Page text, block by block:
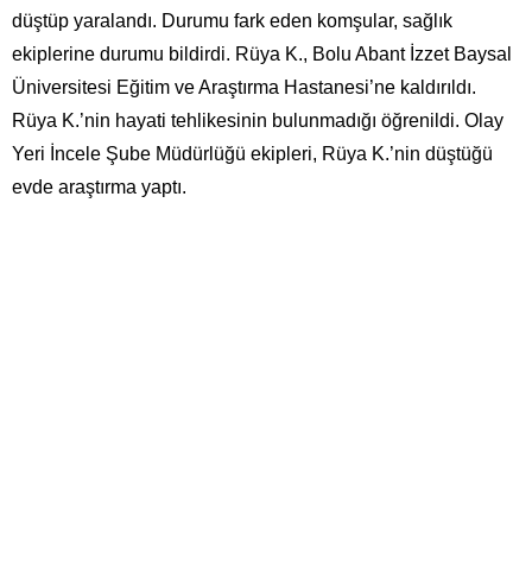
düştüp yaralandı. Durumu fark eden komşular, sağlık
ekiplerine durumu bildirdi. Rüya K., Bolu Abant İzzet Baysal
Üniversitesi Eğitim ve Araştırma Hastanesi’ne kaldırıldı.
Rüya K.’nin hayati tehlikesinin bulunmadığı öğrenildi. Olay
Yeri İncele Şube Müdürlüğü ekipleri, Rüya K.’nin düştüğü
evde araştırma yaptı.